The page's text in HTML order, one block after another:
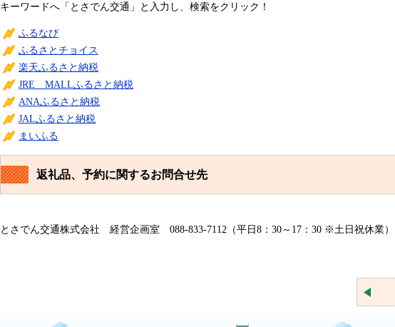
キーワードへ「とさでん交通」と入力し、検索をクリック！
ふるなび
ふるさとチョイス
楽天ふるさと納税
JRE MALLふるさと納税
ANAふるさと納税
JALふるさと納税
まいふる
返礼品、予約に関するお問合せ先
とさでん交通株式会社 経営企画室 088-833-7112（平日8：30～17：30 ※土日祝休業）